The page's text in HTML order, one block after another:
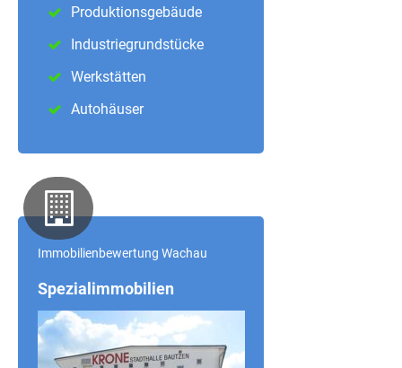
Produktionsgebäude
Industriegrundstücke
Werkstätten
Autohäuser
Immobilienbewertung Wachau
Spezialimmobilien